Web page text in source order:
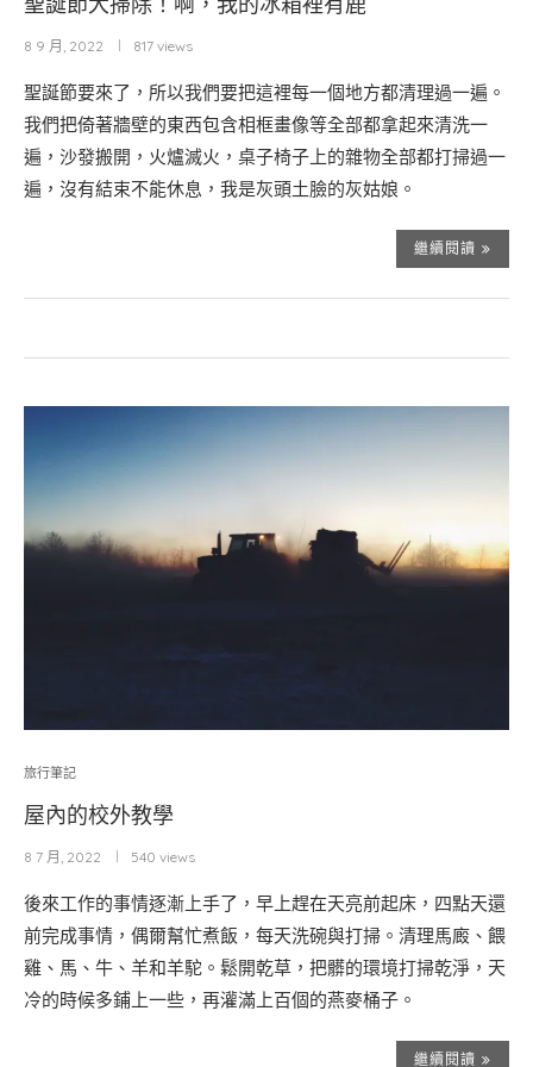
8 9 月, 2022 817 views
聖誕節要來了，所以我們要把這裡每一個地方都清理過一遍。
我們把倚著牆壁的東西包含相框畫像等全部都拿起來清洗一
遍，沙發搬開，火爐滅火，桌子椅子上的雜物全部都打掃過一
遍，沒有結束不能休息，我是灰頭土臉的灰姑娘。
繼續閱讀
旅行筆記
屋內的校外教學
8 7 月, 2022 540 views
後來工作的事情逐漸上手了，早上趕在天亮前起床，四點天還
前完成事情，偶爾幫忙煮飯，每天洗碗與打掃。清理馬廄、餵
雞、馬、牛、羊和羊駝。鬆開乾草，把髒的環境打掃乾淨，天
冷的時候多鋪上一些，再灌滿上百個的燕麥桶子。
繼續閱讀